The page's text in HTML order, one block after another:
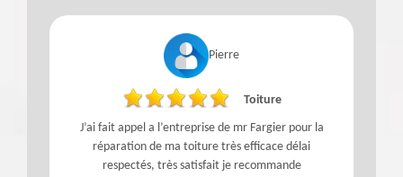
Pierre
Toiture
J’ai fait appel a l’entreprise de mr Fargier pour la
réparation de ma toiture très efficace délai
respectés, très satisfait je recommande